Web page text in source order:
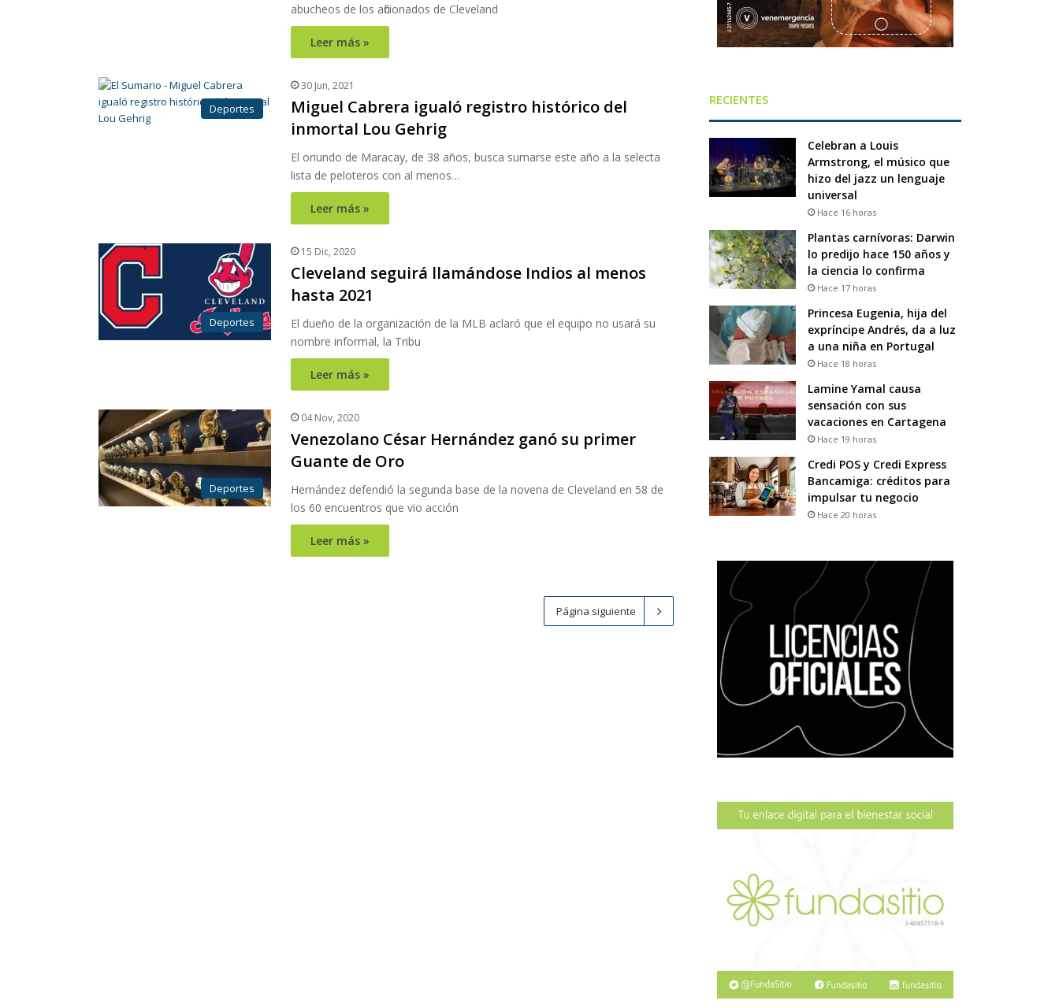
abucheos de los aficionados de Cleveland
Leer más »
Deportes
30 Jun, 2021
Miguel Cabrera igualó registro histórico del
inmortal Lou Gehrig
El oriundo de Maracay, de 38 años, busca sumarse este año a la selecta
lista de peloteros con al menos…
Leer más »
Deportes
15 Dic, 2020
Cleveland seguirá llamándose Indios al menos
hasta 2021
El dueño de la organización de la MLB aclaró que el equipo no usará su
nombre informal, la Tribu
Leer más »
Deportes
04 Nov, 2020
Venezolano César Hernández ganó su primer
Guante de Oro
Hernández defendió la segunda base de la novena de Cleveland en 58 de
los 60 encuentros que vio acción
Leer más »
Página siguiente
RECIENTES
Celebran a Louis
Armstrong, el músico que
hizo del jazz un lenguaje
universal
Hace 16 horas
Plantas carnívoras: Darwin
lo predijo hace 150 años y
la ciencia lo confirma
Hace 17 horas
Princesa Eugenia, hija del
expríncipe Andrés, da a luz
a una niña en Portugal
Hace 18 horas
Lamine Yamal causa
sensación con sus
vacaciones en Cartagena
Hace 19 horas
Credi POS y Credi Express
Bancamiga: créditos para
impulsar tu negocio
Hace 20 horas